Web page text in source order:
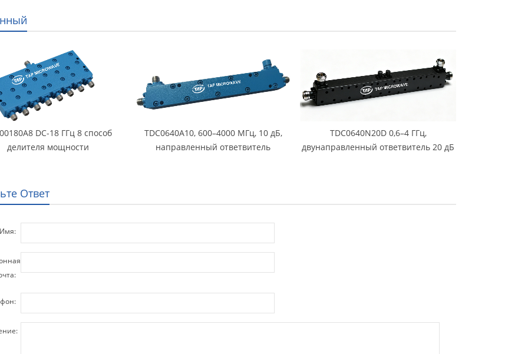
DC-18 ГГц 8 способ
делителя мощности
TDC0640A10, 600–4000 МГц, 10 дБ,
направленный ответвитель
TDC0640N20D 0,6–4 ГГц,
двунаправленный ответвитель 20 дБ
Ответ
Имя: